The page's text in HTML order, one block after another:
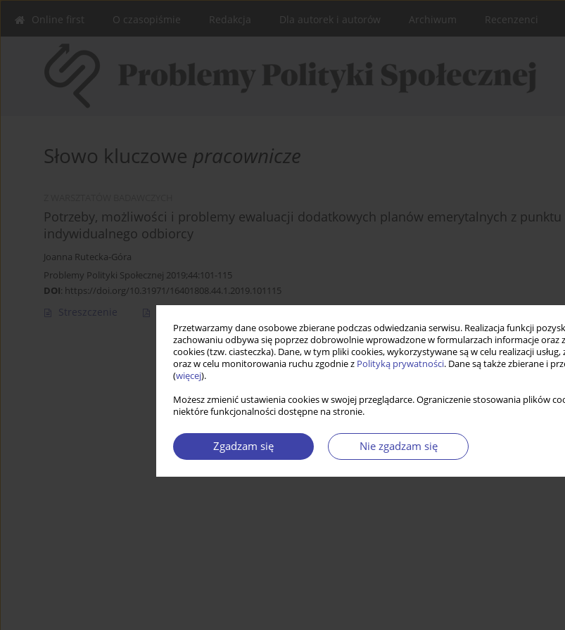
Przetwarzamy dane osobowe zbierane podczas odwiedzania serwisu. Realizacja funkcji
zachowaniu odbywa się poprzez dobrowolnie wprowadzone w formularzach informacje oraz
cookies (tzw. ciasteczka). Dane, w tym pliki cookies, wykorzystywane są w celu realizacji
oraz w celu monitorowania ruchu zgodnie z Polityką prywatności. Dane są także zbierane i
(więcej).
Możesz zmienić ustawienia cookies w swojej przeglądarce. Ograniczenie stosowania plików
niektóre funkcjonalności dostępne na stronie.
Zgadzam się Nie zgadzam się
Online first O czasopiśmie Redakcja Dla autorek i autorów Archiwum Recenzenci
Słowo kluczowe pracownicze
Potrzeby, możliwości i problemy ewaluacji dodatkowych planów emerytalnych z punktu
indywidualnego odbiorcy
Joanna Rutecka-Góra
Problemy Polityki Społecznej 2019;44:101-115
DOI: https://doi.org/10.31971/16401808.44.1.2019.101115
Streszczenie